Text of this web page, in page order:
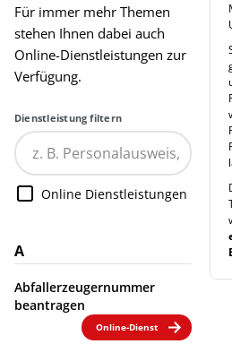
Für immer mehr Themen
stehen Ihnen dabei auch
Online-Dienstleistungen zur
Verfügung.
Dienstleistung filtern
Online Dienstleistungen
A
Abfallerzeugernummer
beantragen
Online-Dienst